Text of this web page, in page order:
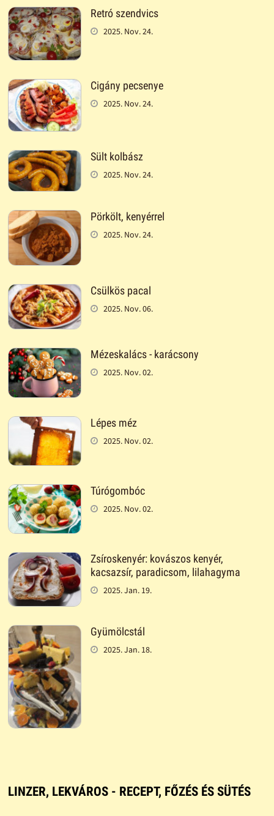
Retró szendvics
2025. Nov. 24.
Cigány pecsenye
2025. Nov. 24.
Sült kolbász
2025. Nov. 24.
Pörkölt, kenyérrel
2025. Nov. 24.
Csülkös pacal
2025. Nov. 06.
Mézeskalács - karácsony
2025. Nov. 02.
Lépes méz
2025. Nov. 02.
Túrógombóc
2025. Nov. 02.
Zsíroskenyér: kovászos kenyér,
kacsazsír, paradicsom, lilahagyma
2025. Jan. 19.
Gyümölcstál
2025. Jan. 18.
LINZER, LEKVÁROS - RECEPT, FŐZÉS ÉS SÜTÉS